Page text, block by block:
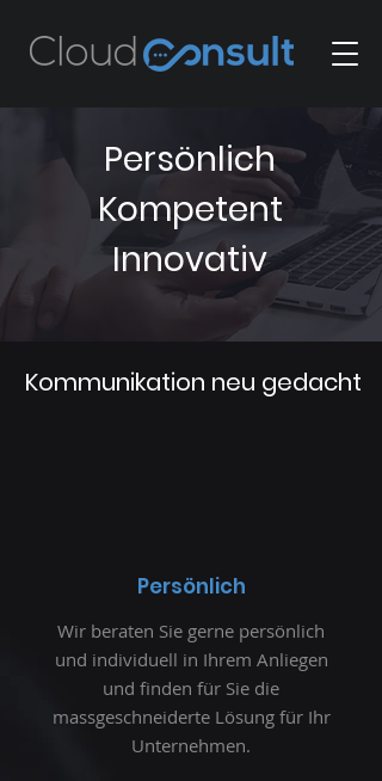
Persönlich
Kompetent
Innovativ
Persönlich
Wir beraten Sie gerne persönlich
und individuell in Ihrem Anliegen
und finden für Sie die
massgeschneiderte Lösung für Ihr
Unternehmen.
Kommunikation neu gedacht